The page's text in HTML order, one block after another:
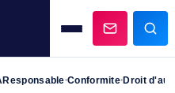
•Conformite•Droit